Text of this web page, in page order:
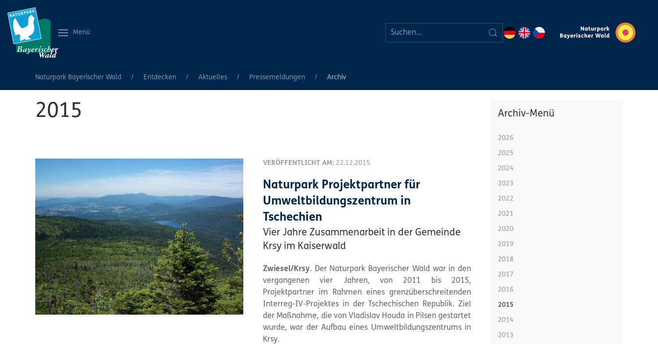
Menü
Naturpark Bayerischer Wald Entdecken Aktuelles Pressemeldungen Archiv
2015
VERÖFFENTLICHT AM: 22.12.2015
Naturpark Projektpartner für
Umweltbildungszentrum in
Tschechien
Vier Jahre Zusammenarbeit in der Gemeinde
Krsy im Kaiserwald
Zwiesel/Krsy. Der Naturpark Bayerischer Wald war in den
vergangenen vier Jahren, von 2011 bis 2015,
Projektpartner im Rahmen eines grenzüberschreitenden
Interreg-IV-Projektes in der Tschechischen Republik. Ziel
der Maßnahme, die von Vladislav Houda in Pilsen gestartet
wurde, war der Aufbau eines Umweltbildungszentrums in
Krsy.
Archiv-Menü
2026
2025
2024
2023
2022
2021
2020
2019
2018
2017
2016
2015
2014
2013